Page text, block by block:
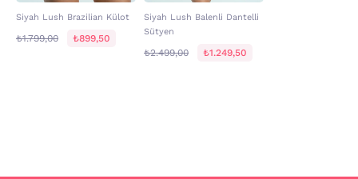
Siyah Lush Brazilian Külot
₺1.799,00 ₺899,50
Siyah Lush Balenli Dantelli
Sütyen
₺2.499,00 ₺1.249,50